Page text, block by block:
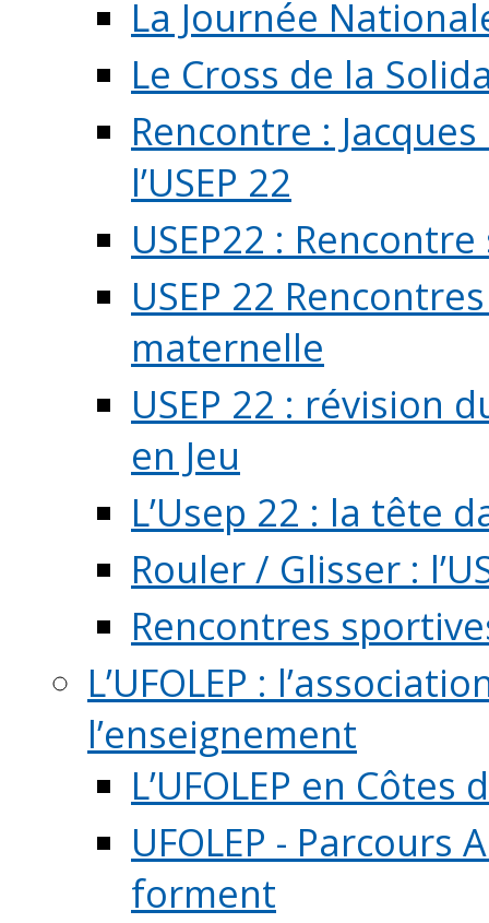
La Journée
Le Cross de la
Rencontre :
l’USEP 22
USEP22 :
USEP 22
maternelle
USEP 22 : révision
en Jeu
L’Usep 22 : la tête
Rouler / Glisser :
Rencontres
L’UFOLEP :
l’enseignement
L’UFOLEP en Côtes
UFOLEP -
forment